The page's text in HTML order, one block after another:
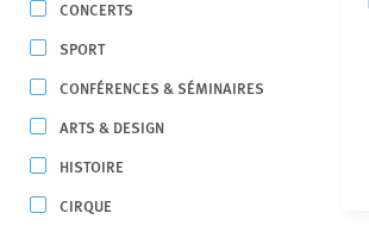
CONCERTS
SPORT
CONFÉRENCES & SÉMINAIRES
ARTS & DESIGN
HISTOIRE
CIRQUE